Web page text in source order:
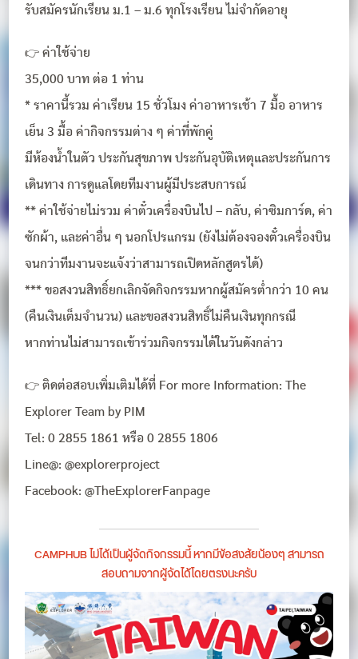
รับสมัครนักเรียน ม.1 – ม.6 ทุกโรงเรียน ไม่จำกัดอายุ
👉 ค่าใช้จ่าย
35,000 บาท ต่อ 1 ท่าน
* ราคานี้รวม ค่าเรียน 15 ชั่วโมง ค่าอาหารเช้า 7 มื้อ อาหาร
เย็น 3 มื้อ ค่ากิจกรรมต่าง ๆ ค่าที่พักคู่
มีห้องน้ำในตัว ประกันสุขภาพ ประกันอุบัติเหตุและประกันการ
เดินทาง การดูแลโดยทีมงานผู้มีประสบการณ์
** ค่าใช้จ่ายไม่รวม ค่าตั๋วเครื่องบินไป – กลับ, ค่าซิมการ์ด, ค่า
ซักผ้า, และค่าอื่น ๆ นอกโปรแกรม (ยังไม่ต้องจองตั๋วเครื่องบิน
จนกว่าทีมงานจะแจ้งว่าสามารถเปิดหลักสูตรได้)
*** ขอสงวนสิทธิ์ยกเลิกจัดกิจกรรมหากผู้สมัครต่ำกว่า 10 คน
(คืนเงินเต็มจำนวน) และขอสงวนสิทธิ์ไม่คืนเงินทุกกรณี
หากท่านไม่สามารถเข้าร่วมกิจกรรมได้ในวันดังกล่าว
👉 ติดต่อสอบเพิ่มเติมได้ที่ For more Information: The
Explorer Team by PIM
Tel: 0 2855 1861 หรือ 0 2855 1806
Line@: @explorerproject
Facebook: @TheExplorerFanpage
CAMPHUB ไม่ได้เป็นผู้จัดกิจกรรมนี้ หากมีข้อสงสัยน้องๆ สามารถ
สอบถามจากผู้จัดได้โดยตรงนะครับ